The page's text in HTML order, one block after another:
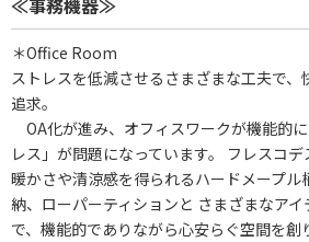
≪事務機器≫
＊Office Room
ストレスを低減させるさまざまな工夫で、
追求。
OA化が進み、オフィスワークが機能的
レス」が問題になっています。 フレスコ
暖かさや清涼感を得られるハードメープル
納、ローパーティションと さまざまなア
で、機能的でありながら心安らぐ空間を創